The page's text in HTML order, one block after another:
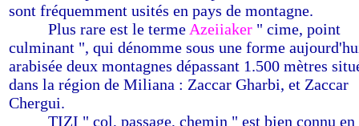
sont fréquemment usités en pays de montagne.
Plus rare est le terme Azeiiaker " cime, point
culminant ", qui dénomme sous une forme
arabisée deux montagnes dépassant 1.500 mètres
dans la région de Miliana : Zaccar Gharbi, et Zaccar
Chergui.
TIZI " col, passage, chemin " est bien connu en